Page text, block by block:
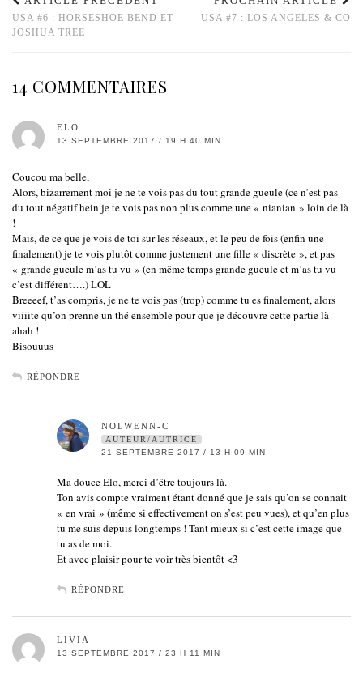
USA #6 : HORSESHOE BEND ET
JOSHUA TREE
USA #7 : LOS ANGELES & CO
14 COMMENTAIRES
ELO
13 SEPTEMBRE 2017 / 19 H 40 MIN
Coucou ma belle,
Alors, bizarrement moi je ne te vois pas du tout grande gueule (ce n’est pas
du tout négatif hein je te vois pas non plus comme une « nianian » loin de là
!
Mais, de ce que je vois de toi sur les réseaux, et le peu de fois (enfin une
finalement) je te vois plutôt comme justement une fille « discrète », et pas
« grande gueule m’as tu vu » (en même temps grande gueule et m’as tu vu
c’est différent….) LOL
Breeeef, t’as compris, je ne te vois pas (trop) comme tu es finalement, alors
viiiite qu’on prenne un thé ensemble pour que je découvre cette partie là
ahah !
Bisouuus
RÉPONDRE
NOLWENN-C
AUTEUR/AUTRICE
21 SEPTEMBRE 2017 / 13 H 09 MIN
Ma douce Elo, merci d’être toujours là.
Ton avis compte vraiment étant donné que je sais qu’on se connait
« en vrai » (même si effectivement on s’est peu vues), et qu’en plus
tu me suis depuis longtemps ! Tant mieux si c’est cette image que
tu as de moi.
Et avec plaisir pour te voir très bientôt <3
RÉPONDRE
LIVIA
13 SEPTEMBRE 2017 / 23 H 11 MIN